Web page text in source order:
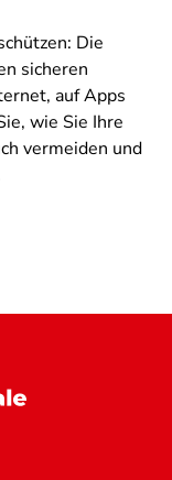
Die
sicheren
auf Apps
wie Sie Ihre
vermeiden und